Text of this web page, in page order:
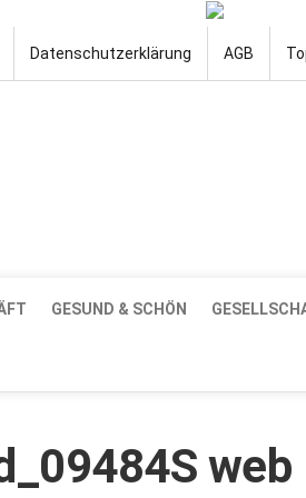
Datenschutzerklärung AGB
GESUND & SCHÖN
web